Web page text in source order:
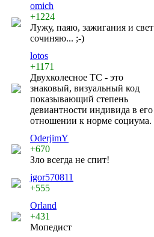
omich
+1224
Лужу, паяю, зажигания и свет
сочиняю... ;-)
lotos
+1171
Двухколесное ТС - это
знаковый, визуальный код
показывающий степень
девиантности индивида в его
отношении к норме социума.
OderjimY
+670
Зло всегда не спит!
jgor570811
+555
Orland
+431
Мопедист